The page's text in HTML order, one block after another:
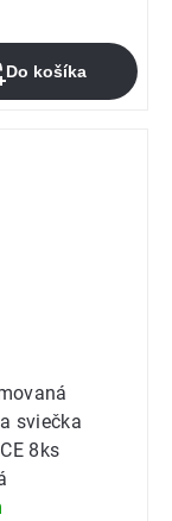
Do košíka
sviečka
8ks